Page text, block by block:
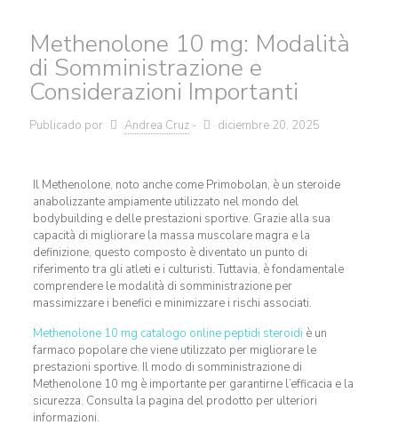
Methenolone 10 mg: Modalità
di Somministrazione e
Considerazioni Importanti
Publicado por Andrea Cruz - diciembre 20, 2025
Il Methenolone, noto anche come Primobolan, è un steroide
anabolizzante ampiamente utilizzato nel mondo del
bodybuilding e delle prestazioni sportive. Grazie alla sua
capacità di migliorare la massa muscolare magra e la
definizione, questo composto è diventato un punto di
riferimento tra gli atleti e i culturisti. Tuttavia, è fondamentale
comprendere le modalità di somministrazione per
massimizzare i benefici e minimizzare i rischi associati.
Methenolone 10 mg catalogo online peptidi steroidi è un
farmaco popolare che viene utilizzato per migliorare le
prestazioni sportive. Il modo di somministrazione di
Methenolone 10 mg è importante per garantirne l’efficacia e la
sicurezza. Consulta la pagina del prodotto per ulteriori
informazioni.